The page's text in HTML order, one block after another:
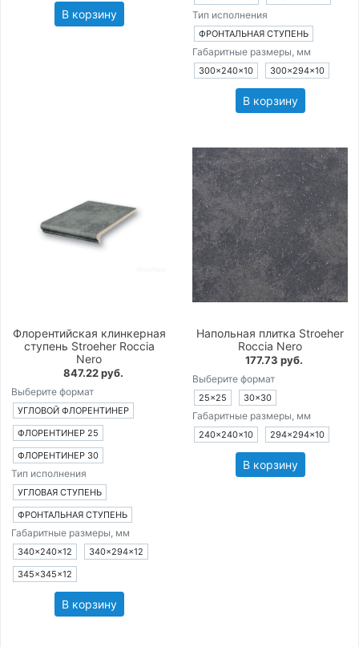
В корзину Тип исполнения
ФРОНТАЛЬНАЯ СТУПЕНЬ
Габаритные размеры, мм
300×240×10 300×294×10
В корзину
Флорентийская клинкерная
ступень Stroeher Roccia
Nero
847.22 руб.
Выберите формат
УГЛОВОЙ ФЛОРЕНТИНЕР
ФЛОРЕНТИНЕР 25
ФЛОРЕНТИНЕР 30
Тип исполнения
УГЛОВАЯ СТУПЕНЬ
ФРОНТАЛЬНАЯ СТУПЕНЬ
Габаритные размеры, мм
340×240×12
340×294×12
345×345×12
В корзину
Напольная плитка Stroeher
Roccia Nero
177.73 руб.
Выберите формат
25×25 30×30
Габаритные размеры, мм
240×240×10 294×294×10
В корзину